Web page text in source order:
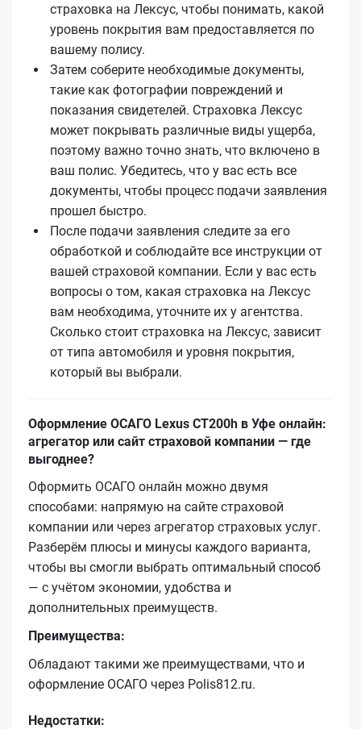
страховка на Лексус, чтобы понимать, какой
уровень покрытия вам предоставляется по
вашему полису.
Затем соберите необходимые документы,
такие как фотографии повреждений и
показания свидетелей. Страховка Лексус
может покрывать различные виды ущерба,
поэтому важно точно знать, что включено в
ваш полис. Убедитесь, что у вас есть все
документы, чтобы процесс подачи заявления
прошел быстро.
После подачи заявления следите за его
обработкой и соблюдайте все инструкции от
вашей страховой компании. Если у вас есть
вопросы о том, какая страховка на Лексус
вам необходима, уточните их у агентства.
Сколько стоит страховка на Лексус, зависит
от типа автомобиля и уровня покрытия,
который вы выбрали.
Оформление ОСАГО Lexus CT200h в Уфе онлайн:
агрегатор или сайт страховой компании — где
выгоднее?
Оформить ОСАГО онлайн можно двумя
способами: напрямую на сайте страховой
компании или через агрегатор страховых услуг.
Разберём плюсы и минусы каждого варианта,
чтобы вы смогли выбрать оптимальный способ
— с учётом экономии, удобства и
дополнительных преимуществ.
Преимущества:
Обладают такими же преимуществами, что и
оформление ОСАГО через Polis812.ru.
Недостатки: